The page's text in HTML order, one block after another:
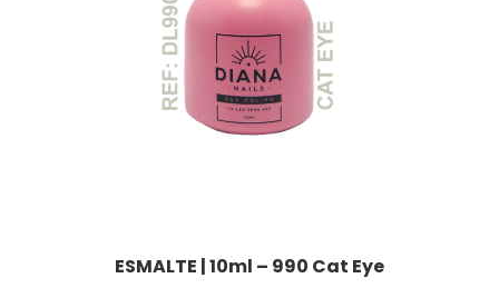
ESMALTE | 10ml – 990 Cat Eye